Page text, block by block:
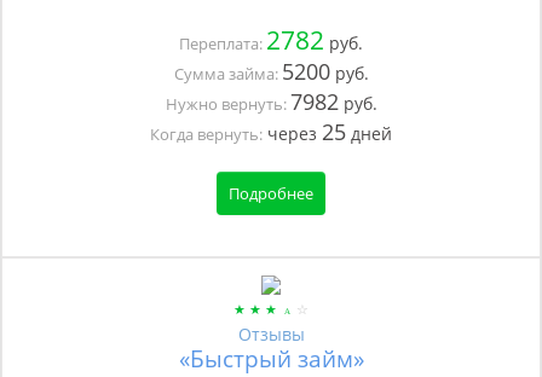
Переплата: 2782 руб.
Сумма займа: 5200руб.
Нужно вернуть:7982руб.
Когда вернуть: через 25 дней
Подробнее
Отзывы
«Быстрый займ»